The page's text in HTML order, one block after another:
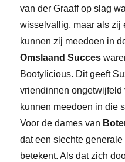
van der Graaff op slag
wisselvallig, maar als zij
kunnen zij meedoen in
Omslaand Succes
Bootylicious. Dit geeft
vriendinnen ongetwijfeld
kunnen meedoen in die
Voor de dames van
dat een slechte
betekent. Als dat zich